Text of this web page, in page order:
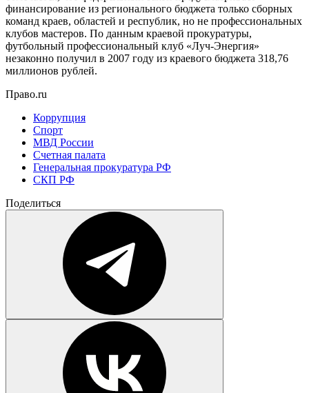
финансирование из регионального бюджета только сборных
команд краев, областей и республик, но не профессиональных
клубов мастеров. По данным краевой прокуратуры,
футбольный профессиональный клуб «Луч-Энергия»
незаконно получил в 2007 году из краевого бюджета 318,76
миллионов рублей.
Право.ru
Коррупция
Спорт
МВД России
Счетная палата
Генеральная прокуратура РФ
СКП РФ
Поделиться